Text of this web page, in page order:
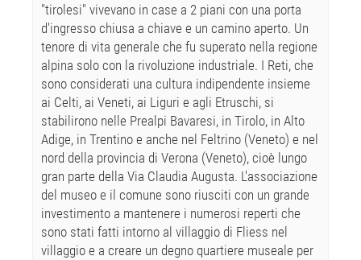
"tirolesi" vivevano in case a 2 piani con una porta
d'ingresso chiusa a chiave e un camino aperto. Un
tenore di vita generale che fu superato nella regione
alpina solo con la rivoluzione industriale. I Reti, che
sono considerati una cultura indipendente insieme
ai Celti, ai Veneti, ai Liguri e agli Etruschi, si
stabilirono nelle Prealpi Bavaresi, in Tirolo, in Alto
Adige, in Trentino e anche nel Feltrino (Veneto) e nel
nord della provincia di Verona (Veneto), cioè lungo
gran parte della Via Claudia Augusta. L'associazione
del museo e il comune sono riusciti con un grande
investimento a mantenere i numerosi reperti che
sono stati fatti intorno al villaggio di Fliess nel
villaggio e a creare un degno quartiere museale per